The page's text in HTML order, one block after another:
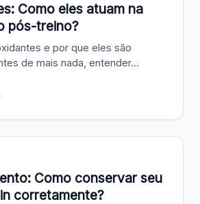
Como eles atuam na
pós-treino?
e por que eles são
de mais nada, entender...
Como conservar seu
corretamente?